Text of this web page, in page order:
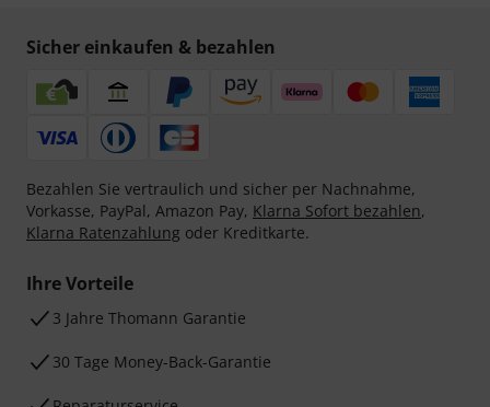
Sicher einkaufen & bezahlen
Bezahlen Sie vertraulich und sicher per Nachnahme,
Vorkasse, PayPal, Amazon Pay, Klarna Sofort bezahlen,
Klarna Ratenzahlung oder Kreditkarte.
Ihre Vorteile
3 Jahre Thomann Garantie
30 Tage Money-Back-Garantie